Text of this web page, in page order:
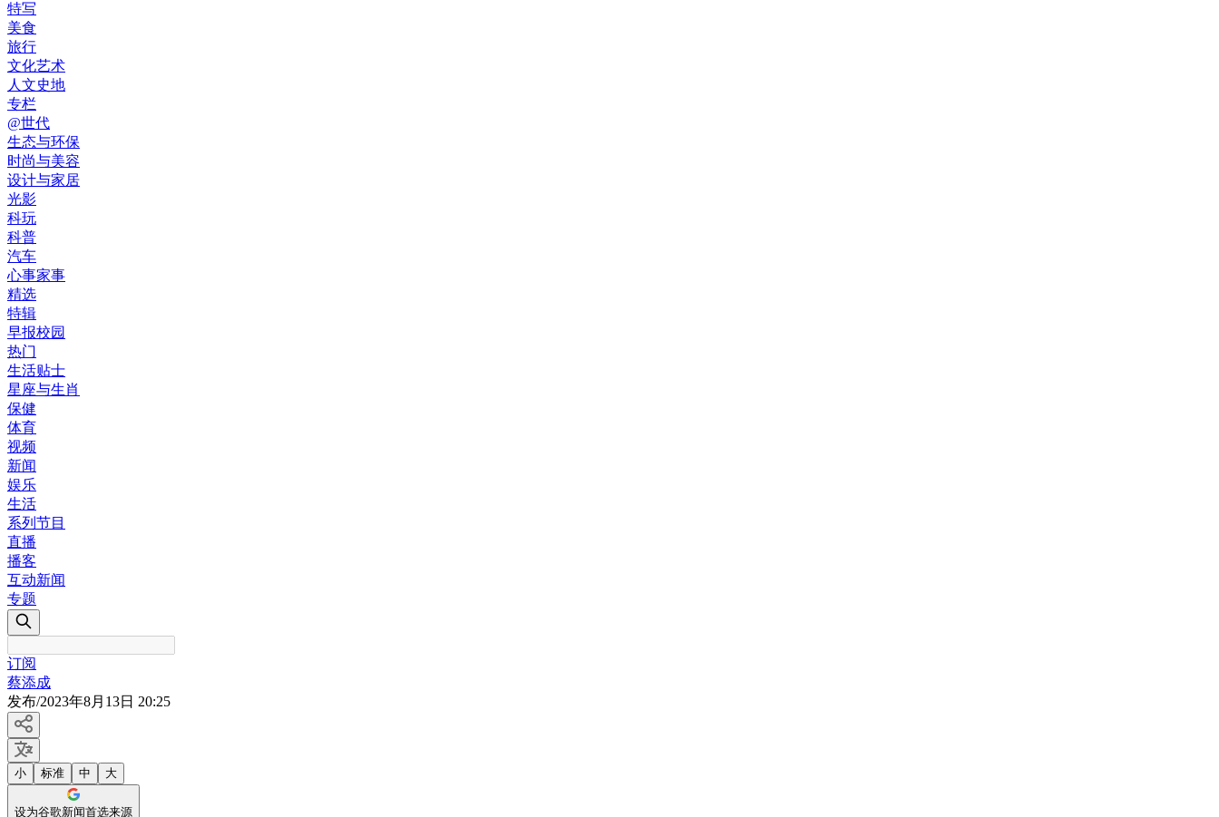
特写
美食
旅行
文化艺术
人文史地
专栏
@世代
生态与环保
时尚与美容
设计与家居
光影
科玩
科普
汽车
心事家事
精选
特辑
早报校园
热门
生活贴士
星座与生肖
保健
体育
视频
新闻
娱乐
生活
系列节目
直播
播客
互动新闻
专题
订阅
蔡添成
发布/2023年8月13日 20:25
小 标准 中 大
设为谷歌新闻首选来源